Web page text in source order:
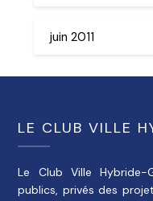
juin 2011
LE CLUB VILLE
Le Club Ville Hybride-
publics, privés des